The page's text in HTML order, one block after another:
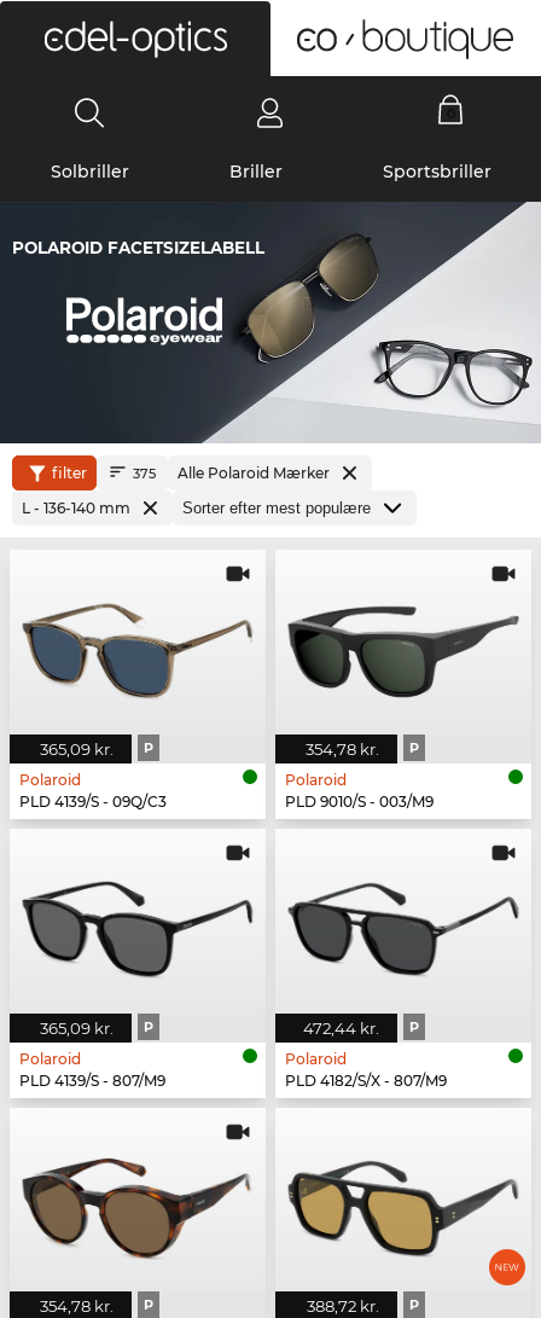
Solbriller Briller Sportsbriller
POLAROID FACETSIZELABELL
filter 375
Alle Polaroid Mærker
L - 136-140 mm
365,09 kr. P
Polaroid
PLD 4139/S - 09Q/C3
354,78 kr. P
Polaroid
PLD 9010/S - 003/M9
365,09 kr. P
Polaroid
PLD 4139/S - 807/M9
472,44 kr. P
Polaroid
PLD 4182/S/X - 807/M9
354,78 kr. P 388,72 kr. P